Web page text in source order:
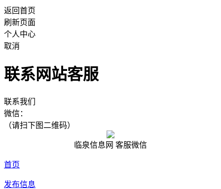
返回首页
刷新页面
个人中心
取消
联系网站客服
联系我们
微信：
（请扫下图二维码）
临泉信息网 客服微信
首页
发布信息